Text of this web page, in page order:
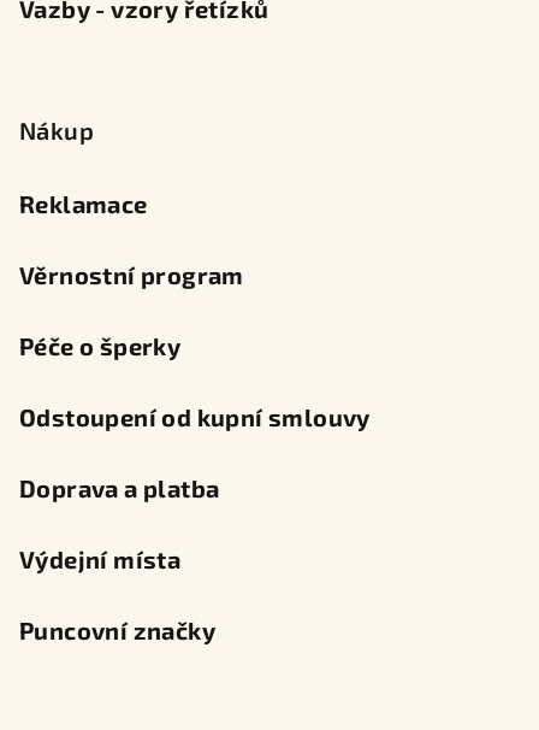
Vazby - vzory řetízků
Nákup
Reklamace
Věrnostní program
Péče o šperky
Odstoupení od kupní smlouvy
Doprava a platba
Výdejní místa
Puncovní značky